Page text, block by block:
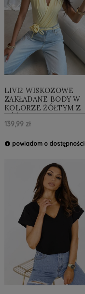
LIVI2 WISKOZOWE
ZAKŁADANE BODY W
KOLORZE ŻÓŁTYM Z
RÓŻĄ BEZ RĘKAWA
139,99 zł
powiadom o dostępności